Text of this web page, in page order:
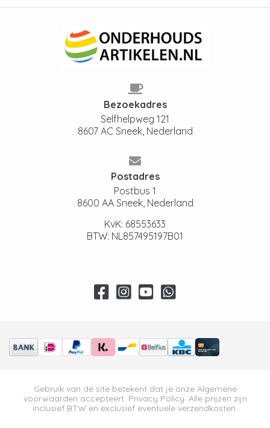
Bezoekadres
Selfhelpweg 121
8607 AC Sneek, Nederland
Postadres
Postbus 1
8600 AA Sneek, Nederland
KvK: 68553633
BTW: NL857495197B01
Gebruik van de site betekent dat je onze Algemene
voorwaarden accepteert. Privacy Policy. Alle prijzen zijn
inclusief BTW en exclusief eventuele verzendkosten.